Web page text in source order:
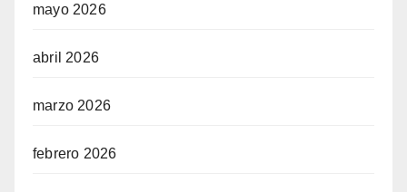
mayo 2026
abril 2026
marzo 2026
febrero 2026